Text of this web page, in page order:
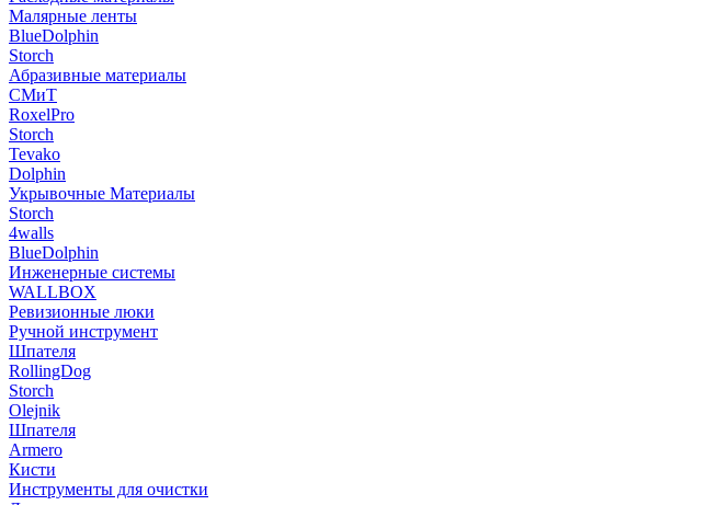
Малярные ленты
BlueDolphin
Storch
Абразивные материалы
СМиТ
RoxelPro
Storch
Tevako
Dolphin
Укрывочные Материалы
Storch
4walls
BlueDolphin
Инженерные системы
WALLBOX
Ревизионные люки
Ручной инструмент
Шпателя
RollingDog
Storch
Olejnik
Шпателя
Armero
Кисти
Инструменты для очистки